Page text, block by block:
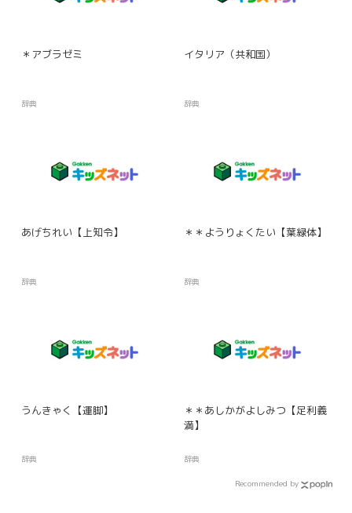
＊アブラゼミ
辞典
イタリア（共和国）
辞典
あげちれい【上知令】
辞典
＊＊ようりょくたい【葉緑体】
辞典
うんきゃく【運脚】
辞典
＊＊あしかがよしみつ【足利義
満】
辞典
Recommended by